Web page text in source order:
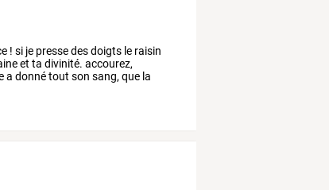
! si je pressedesdoigts le raisin
et ta divinité. accourez,
a donnétout son sang, que la